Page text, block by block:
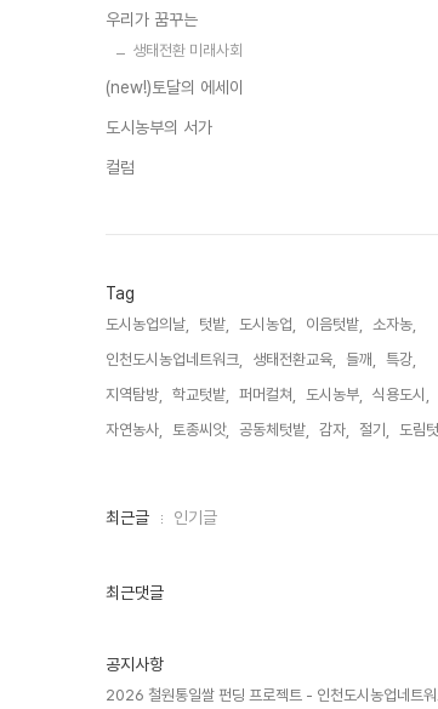
우리가 꿈꾸는
생태전환 미래사회
(new!)토달의 에세이
도시농부의 서가
컬럼
Tag
도시농업의날, 텃밭, 도시농업, 이음텃밭,
소자농,
인천도시농업네트워크,
생태전환교육, 들깨,
특강,
지역탐방,
학교텃밭, 퍼머컬쳐, 도시농부,
식용도시,
자연농사,
토종씨앗, 공동체텃밭, 감자, 절기, 도림
최
인
최근글 인기글
최근댓글
공지사항
2026 철원통일쌀 펀딩 프로젝트 - 인천도시농업네트